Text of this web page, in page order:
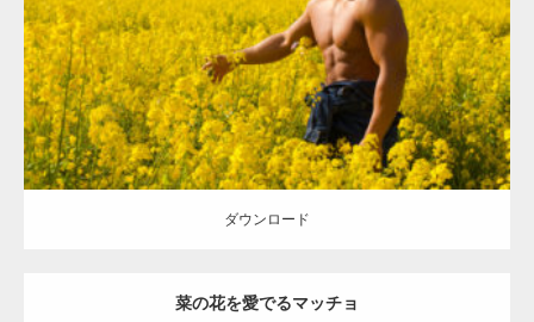
筋 糸島 (福岡)
ダウンロード
ダウンロード
菜の花を愛でるマッチョ
ギネス世界記録…